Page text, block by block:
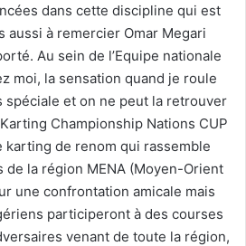
dans cette discipline qui est
aussi à remercier Omar Megari
Au sein de l’Equipe nationale
moi, la sensation quand je roule
spéciale et on ne peut la retrouver
Championship Nations CUP
de renom qui rassemble
de la région MENA (Moyen-Orient
une confrontation amicale mais
participeront à des courses
venant de toute la région,